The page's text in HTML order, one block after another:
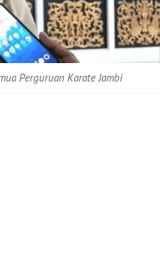
Perguruan Karate Jambi